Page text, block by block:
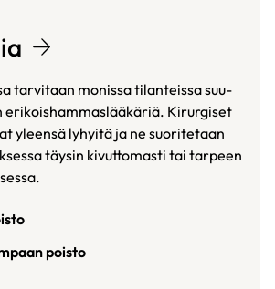
tarvitaan monissa tilanteissa suu-
erikoishammaslääkäriä. Kirurgiset
yleensä lyhyitä ja ne suoritetaan
täysin kivuttomasti tai tarpeen
poisto